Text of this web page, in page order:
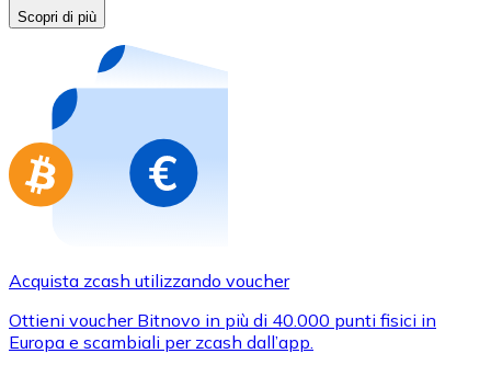
Acquista gift card dei tuoi marchi preferiti con
Vai al negozio di carte regalo
Scopri di più
Acquista zcash utilizzando voucher
Ottieni voucher Bitnovo in più di 40.000 punti fisici in
Europa e scambiali per zcash dall’app.